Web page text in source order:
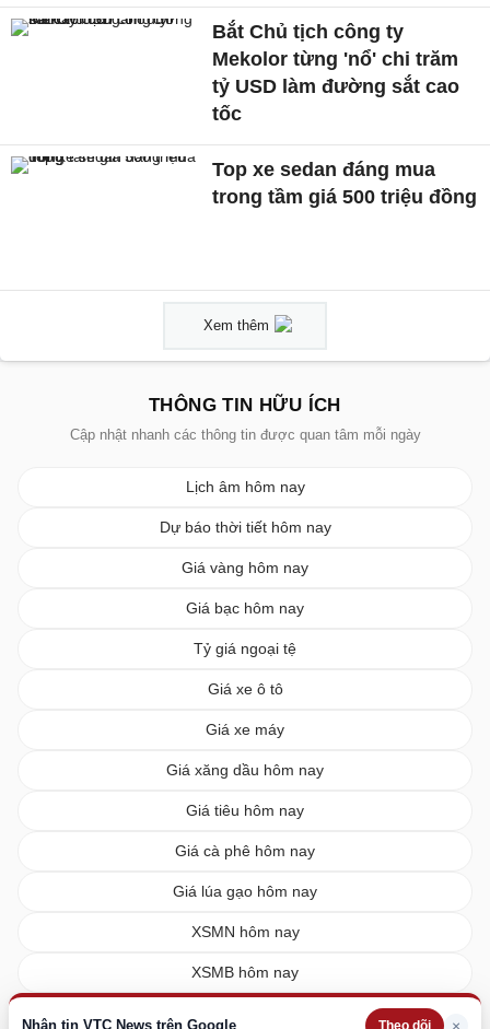
Nhận tin VTC News trên Google Theo dõi
Bắt Chủ tịch công ty
Mekolor từng 'nổ' chi trăm
tỷ USD làm đường sắt cao
tốc
Top xe sedan đáng mua
trong tầm giá 500 triệu đồng
Xem thêm
THÔNG TIN HỮU ÍCH
Cập nhật nhanh các thông tin được quan tâm mỗi ngày
Lịch âm hôm nay
Dự báo thời tiết hôm nay
Giá vàng hôm nay
Giá bạc hôm nay
Tỷ giá ngoại tệ
Giá xe ô tô
Giá xe máy
Giá xăng dầu hôm nay
Giá tiêu hôm nay
Giá cà phê hôm nay
Giá lúa gạo hôm nay
XSMN hôm nay
XSMB hôm nay